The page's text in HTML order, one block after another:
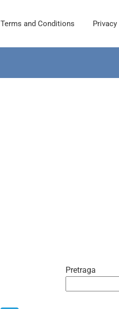
Terms and Conditions
Pretraga